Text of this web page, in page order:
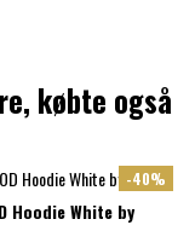
købte også
-40%
Hoodie White by